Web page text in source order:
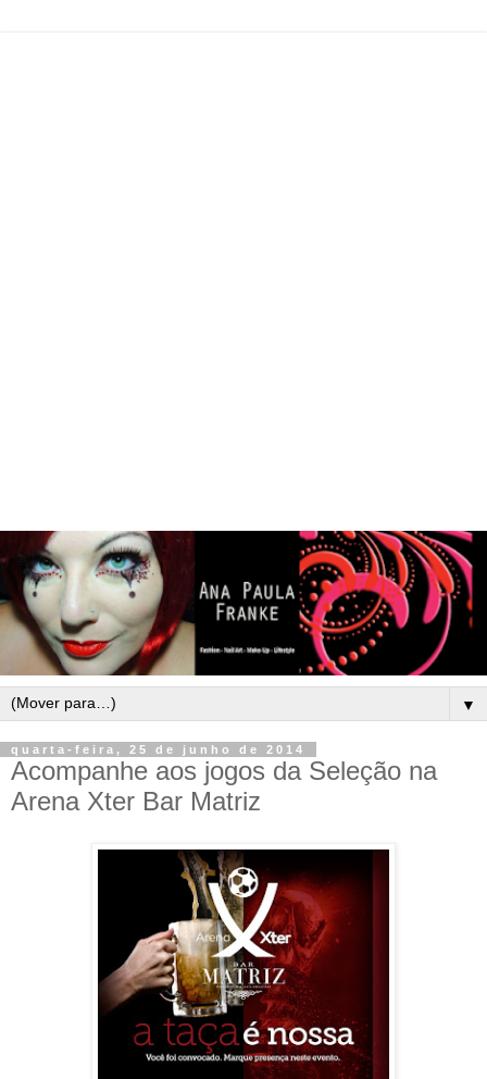
▼
quarta-feira, 25 de junho de 2014
Acompanhe aos jogos da Seleção na
Arena Xter Bar Matriz